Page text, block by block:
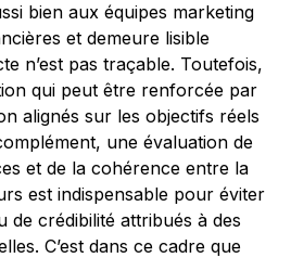
bien aux équipes marketing
et demeure lisible
n’est pas traçable. Toutefois,
qui peut être renforcée par
alignés sur les objectifs réels
une évaluation de
et de la cohérence entre la
est indispensable pour éviter
de crédibilité attribués à des
C’est dans ce cadre que